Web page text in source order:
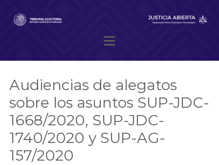
Magistrado presidente Reyes Rodríguez Mondragón
Audiencias de alegatos
sobre los asuntos SUP-JDC-
1668/2020, SUP-JDC-
1740/2020 y SUP-AG-
157/2020